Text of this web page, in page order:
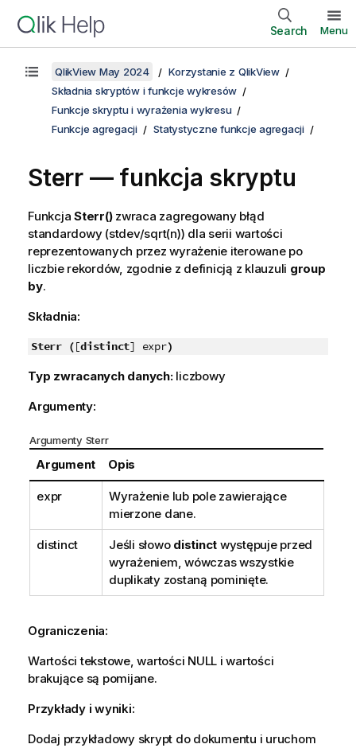
Search Menu
QlikView May 2024
Korzystanie z QlikView
Składnia skryptów i funkcje wykresów
Funkcje skryptu i wyrażenia wykresu
Funkcje agregacji
Statystyczne funkcje agregacji
Sterr — funkcja skryptu
Funkcja Sterr()zwraca zagregowany błąd
standardowy (stdev/sqrt(n)) dla serii wartości
reprezentowanych przez wyrażenie iterowane po
liczbie rekordów, zgodnie z definicją z klauzuli group
by.
Składnia:
Sterr ([distinct] expr)
Typ zwracanych danych: liczbowy
Argumenty:
Argumenty Sterr
Argument Opis
expr
Wyrażenie lub pole zawierające
mierzone dane.
distinct Jeśli słowo distinct występuje przed
wyrażeniem, wówczas wszystkie
duplikaty zostaną pominięte.
Ograniczenia:
Wartości tekstowe, wartości NULL i wartości
brakujące są pomijane.
Przykłady i wyniki:
Dodaj przykładowy skrypt do dokumentu i uruchom